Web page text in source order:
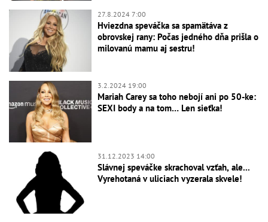
27.8.2024 7:00
Hviezdna speváčka sa spamätáva z
obrovskej rany: Počas jedného dňa prišla o
milovanú mamu aj sestru!
3.2.2024 19:00
Mariah Carey sa toho nebojí ani po 50-ke:
SEXI body a na tom… Len sieťka!
31.12.2023 14:00
Slávnej speváčke skrachoval vzťah, ale...
Vyrehotaná v uliciach vyzerala skvele!